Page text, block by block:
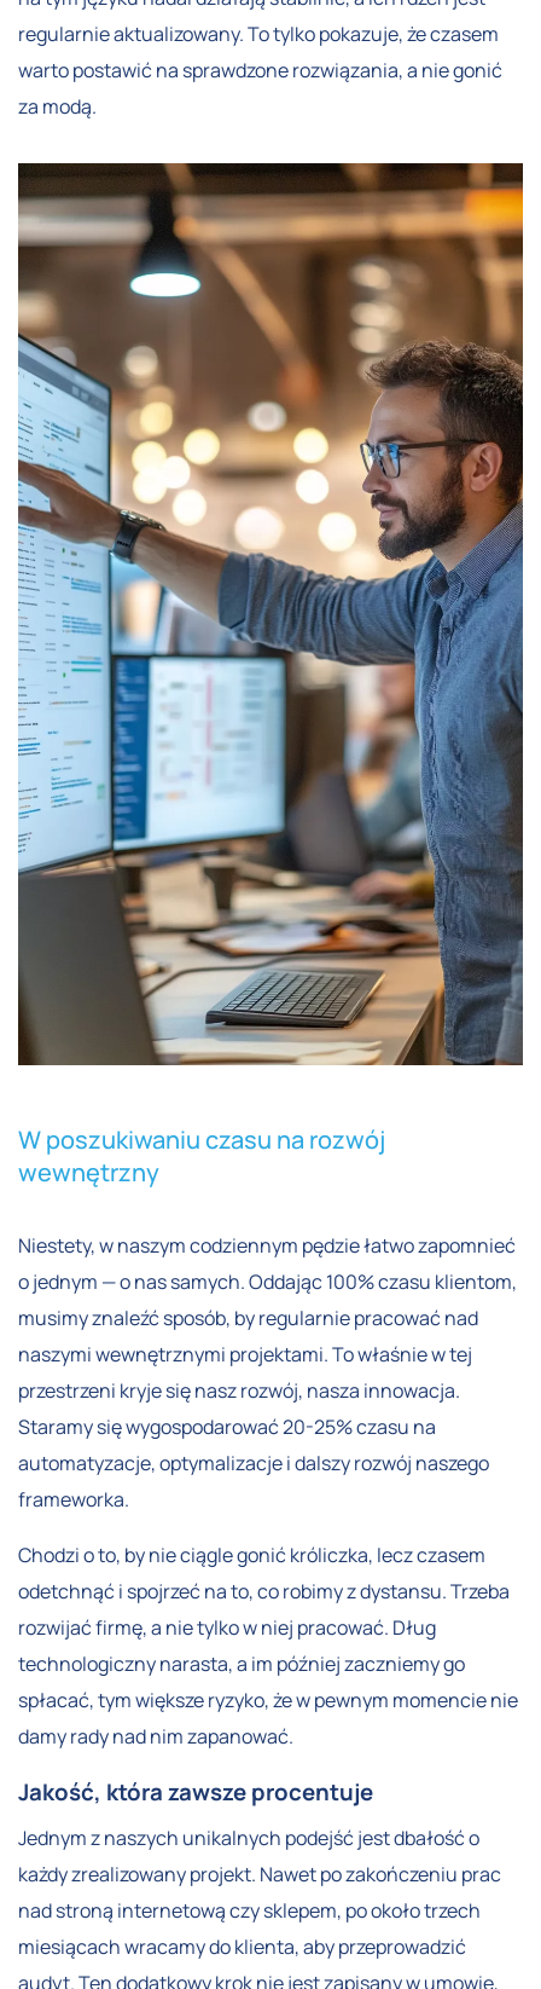
regularnie aktualizowany. To tylko pokazuje, że czasem
warto postawić na sprawdzone rozwiązania, a nie gonić
za modą.
W poszukiwaniu czasu na rozwój
wewnętrzny
Niestety, w naszym codziennym pędzie łatwo zapomnieć
o jednym — o nas samych. Oddając 100% czasu klientom,
musimy znaleźć sposób, by regularnie pracować nad
naszymi wewnętrznymi projektami. To właśnie w tej
przestrzeni kryje się nasz rozwój, nasza innowacja.
Staramy się wygospodarować 20-25% czasu na
automatyzacje, optymalizacje i dalszy rozwój naszego
frameworka.
Chodzi o to, by nie ciągle gonić króliczka, lecz czasem
odetchnąć i spojrzeć na to, co robimy z dystansu. Trzeba
rozwijać firmę, a nie tylko w niej pracować. Dług
technologiczny narasta, a im później zaczniemy go
spłacać, tym większe ryzyko, że w pewnym momencie nie
damy rady nad nim zapanować.
Jakość, która zawsze procentuje
Jednym z naszych unikalnych podejść jest dbałość o
każdy zrealizowany projekt. Nawet po zakończeniu prac
nad stroną internetową czy sklepem, po około trzech
miesiącach wracamy do klienta, aby przeprowadzić
audyt. Ten dodatkowy krok nie jest zapisany w umowie,